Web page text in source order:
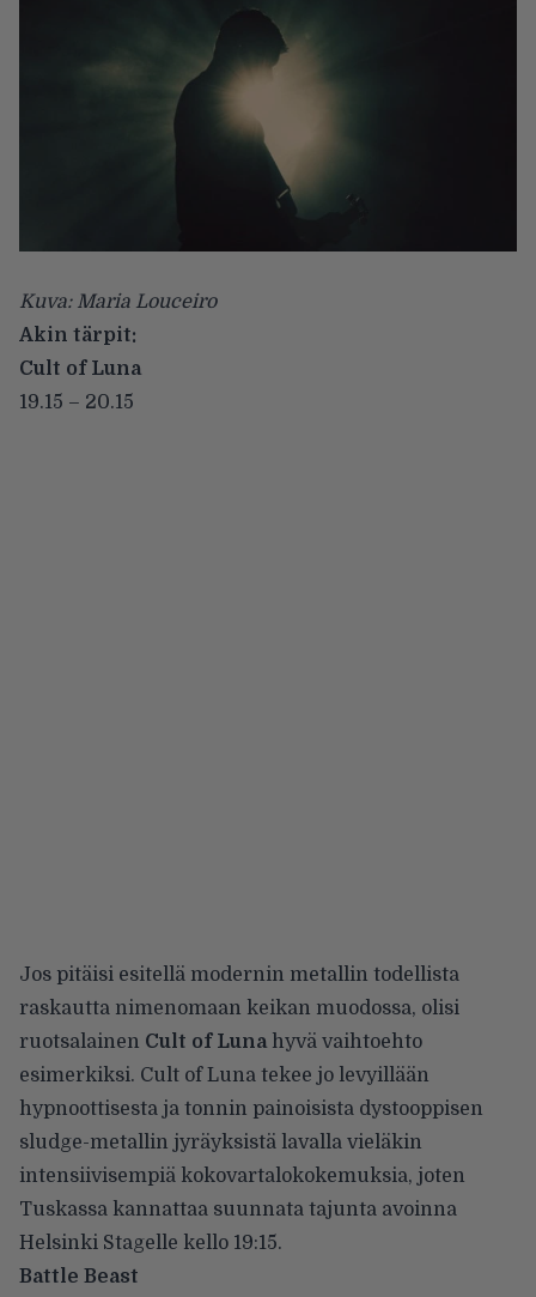
Kuva: Maria Louceiro
Akin tärpit:
Cult of Luna
19.15 – 20.15
Jos pitäisi esitellä modernin metallin todellista
raskautta nimenomaan keikan muodossa, olisi
ruotsalainen Cult of Lunahyvä vaihtoehto
esimerkiksi. Cult of Luna tekee jo levyillään
hypnoottisesta ja tonnin painoisista dystooppisen
sludge-metallin jyräyksistä lavalla vieläkin
intensiivisempiä kokovartalokokemuksia, joten
Tuskassa kannattaa suunnata tajunta avoinna
Helsinki Stagelle kello 19:15.
Battle Beast